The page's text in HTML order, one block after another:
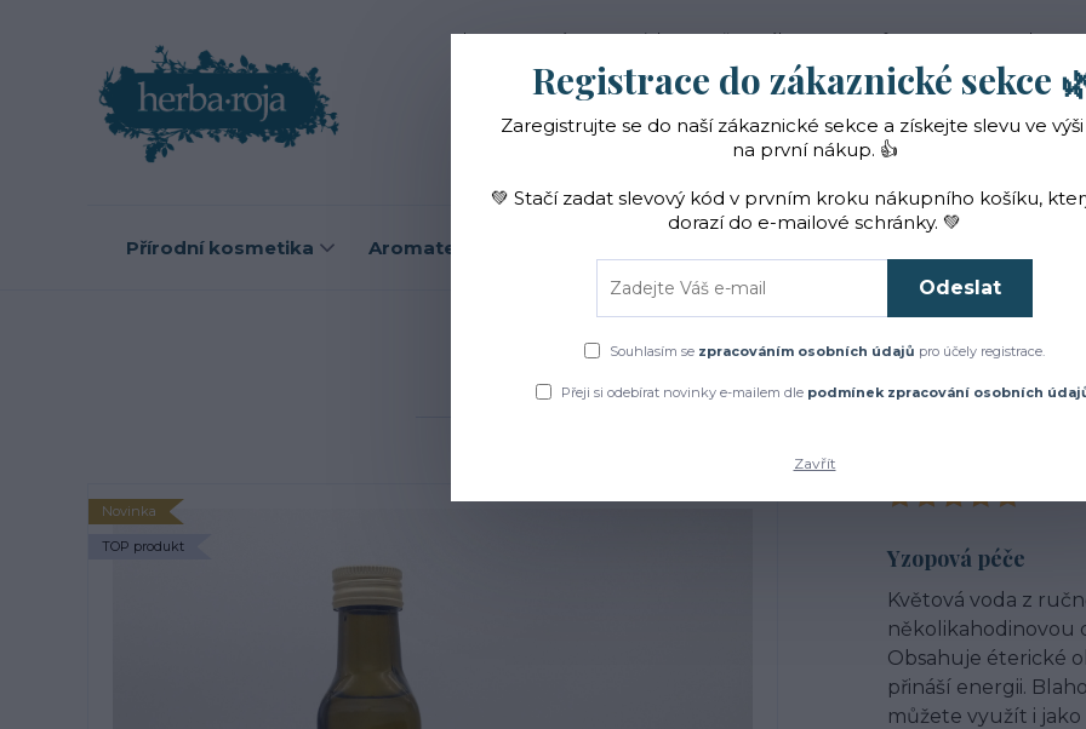
Blog O nás Novinky Vše o nákupu Reference Kontakt
Hledat
Přírodní kosmetika Aromaterapie
Přírodní kosmetika Květové vody – hydroláty Květová voda z BIO
Květová voda z BIO yzopu 2
Novinka
TOP produkt Yzopová péče
Květová voda z
několikahodinovou
Obsahuje éterické
přináší energii.
můžete využít i
Registrace do zákaznické sekce
Zaregistrujte se do naší zákaznické sekce a získejte slevu ve výši
na první nákup. 👍
💚 Stačí zadat slevový kód v prvním kroku nákupního košíku,
dorazí do e-mailové schránky. 💚
Odeslat
Souhlasím se zpracováním osobních údajů pro účely registrace.
Přeji si odebírat novinky e-mailem dle podmínek zpracování osobních
Zavřít